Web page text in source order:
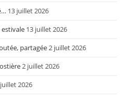
13 juillet 2026
13 juillet 2026
partagée2 juillet 2026
2 juillet 2026
2026